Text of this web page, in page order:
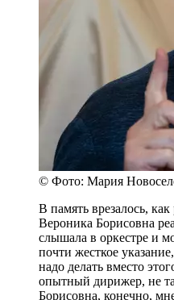
© Фото: Мария
В память врезалось,
Вероника Борисовна
слышала в оркестре и
почти жесткое
надо делать вместо
опытный дирижер, не
Борисовна, конечно,